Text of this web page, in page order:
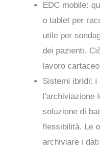
EDC mobile:
o tablet per
utile per
dei pazienti.
lavoro
Sistemi ibridi: i
l'archiviazione
soluzione di
flessibilità. Le
archiviare i